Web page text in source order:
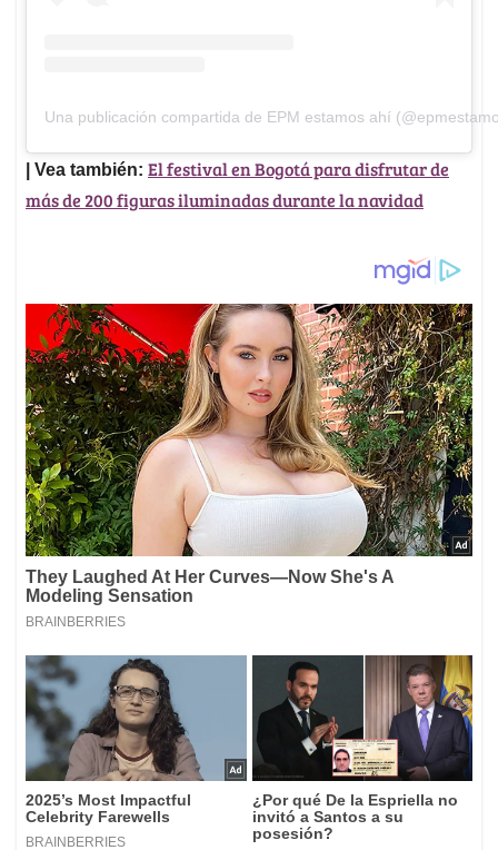
Una publicación compartida de EPM estamos ahí
| Vea también: El festival en Bogotá para disfrutar de
más de 200 figuras iluminadas durante la navidad